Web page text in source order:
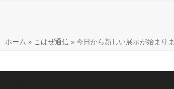
ホーム » こはぜ通信 » 今日から新しい展示が始ま